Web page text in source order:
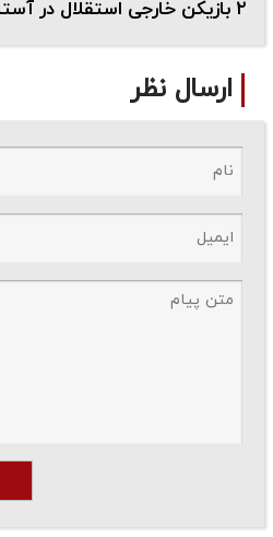
۲ بازیکن خارجی استقلال در آستانه خروج از لیست
ارسال نظر